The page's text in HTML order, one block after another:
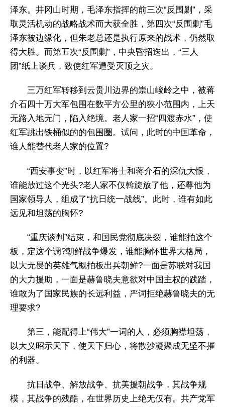
泽东。井冈山时期，毛泽东指挥的前三次“反围剿”，采
取灵活机动的战略战术而大获全胜，第四次“反围剿”毛
泽东被边缘化，但朱老总还是执行原来的战术，仍然取
得大胜。而第五次“反围剿”，中央昏招迭出，“三人
团”纸上谈兵，致使红军遭受灭顶之灾。
三万红军转移到云贵川边界的崇山峻岭之中，被蒋
介石四十万大军包围在数平方公里的狭小范围内，上天
无路入地无门，陷入绝境。老人家一招“四渡赤水”，使
红军跳出铁桶似的的包围圈。试问，此时的中国革命，
谁人能替代老人家的位置?
“西安事变”时，以红军将士和蒋介石的深仇大恨，
谁能放过这个光头?老人家不仅斡旋放了他，还尊他为
国家领导人，组成了“抗日统一战线”。此时，谁有如此
远见和坦荡的胸怀?
“重庆谈判”结束，和国民党彻底决裂，谁能拍这个
板，定这个调?朝鲜战争爆发，谁能胸怀世界大格局，
以大无畏的英雄气概拍板出兵朝鲜?一面是苏联对我国
的大力援助，一面是赫鲁晓夫意欲对中国主权的践踏，
谁敢为了国家民族的长远利益，严词拒绝赫鲁晓夫的无
理要求?
第三，能配得上“伟大”一词的人，必须胸襟坦荡，
以大义昭示天下，使天下归心，将散沙凝聚成无坚不摧
的利器。
抗日战争、解放战争、抗美援朝战争，其战争规
模，其战争的残酷，在世界历史上绝无仅有。共产党军